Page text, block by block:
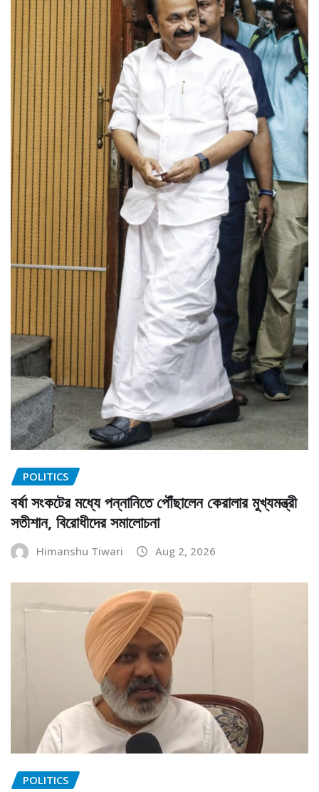
POLITICS
বর্ষা সংকটের মধ্যে পন্নানিতে পৌঁছালেন কেরালার মুখ্যমন্ত্রী
সতীশান, বিরোধীদের সমালোচনা
Himanshu Tiwari Aug 2, 2026
POLITICS